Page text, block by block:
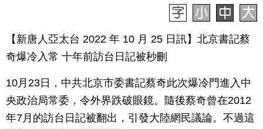
【新唐人亞太台 2022 年 10 月 25 日訊】北京書記蔡
奇爆冷入常 十年前訪台日記被秒刪
10月23日，中共北京市委書記蔡奇此次爆冷門進入中
央政治局常委，令外界跌破眼鏡。隨後蔡奇曾在2012
年7月的訪台日記被翻出，引發大陸網民議論。不過這